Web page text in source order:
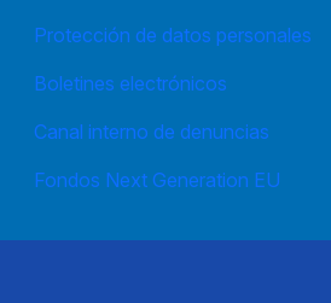
Protección de datos personales
Boletines electrónicos
Canal interno de denuncias
Fondos Next Generation EU